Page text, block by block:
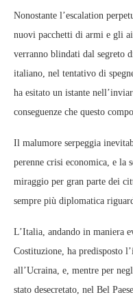
Nonostante l’escalation
nuovi pacchetti di armi e gli
verranno blindati dal segreto
italiano, nel tentativo di
ha esitato un istante
conseguenze che questo
Il malumore serpeggia
perenne crisi economica, e la
miraggio per gran parte dei
sempre più diplomatica
L’Italia, andando in maniera
Costituzione, ha predisposto
all’Ucraina, e, mentre per
stato desecretato, nel Bel